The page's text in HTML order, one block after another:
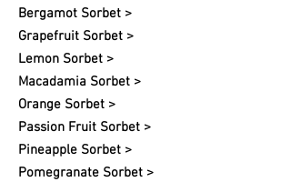
Bergamot Sorbet >
Grapefruit Sorbet >
Lemon Sorbet >
Macadamia Sorbet >
Orange Sorbet >
Passion Fruit Sorbet >
Pineapple Sorbet >
Pomegranate Sorbet >